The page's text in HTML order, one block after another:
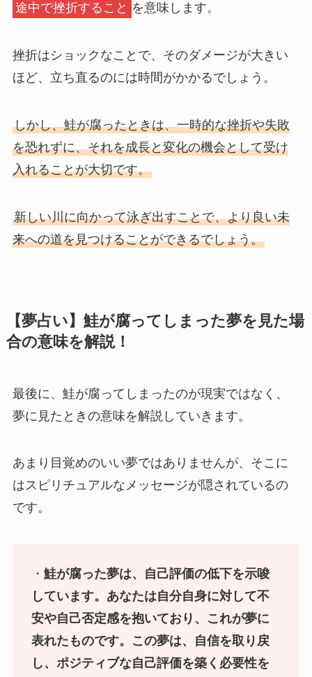
途中で挫折すること を意味します。
挫折はショックなことで、そのダメージが大きい
ほど、立ち直るのには時間がかかるでしょう。
しかし、鮭が腐ったときは、一時的な挫折や失敗
を恐れずに、それを成長と変化の機会として受け
入れることが大切です。
新しい川に向かって泳ぎ出すことで、より良い未
来への道を見つけることができるでしょう。
【夢占い】鮭が腐ってしまった夢を見た場
合の意味を解説！
最後に、鮭が腐ってしまったのが現実ではなく、
夢に見たときの意味を解説していきます。
あまり目覚めのいい夢ではありませんが、そこに
はスピリチュアルなメッセージが隠されているの
です。
・ 鮭が腐った夢は、自己評価の低下を示唆
しています。あなたは自分自身に対して不
安や自己否定感を抱いており、これが夢に
表れたものです。この夢は、自信を取り戻
し、ポジティブな自己評価を築く必要性を